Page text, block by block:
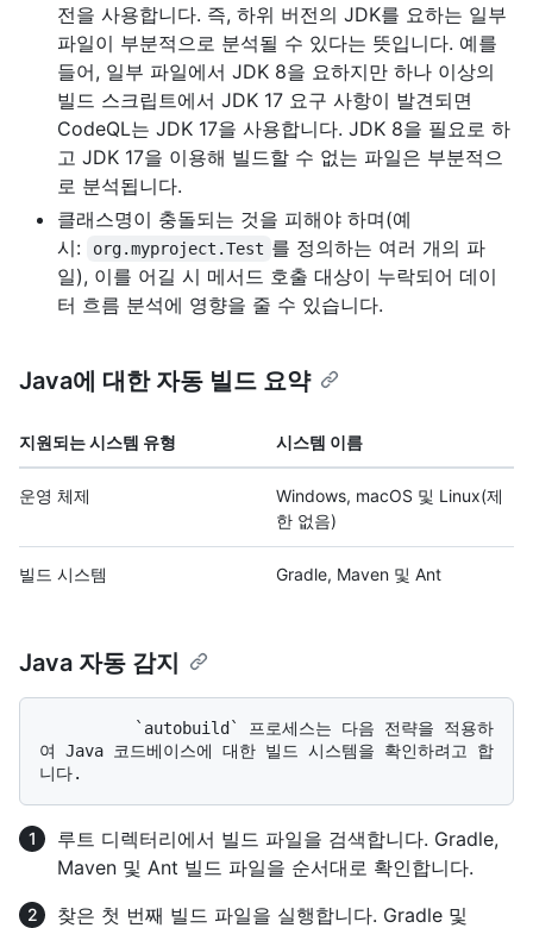
전을 사용합니다. 즉, 하위 버전의 JDK를 요하는 일부
파일이 부분적으로 분석될 수 있다는 뜻입니다. 예를
들어, 일부 파일에서 JDK 8을 요하지만 하나 이상의
빌드 스크립트에서 JDK 17 요구 사항이 발견되면
CodeQL는 JDK 17을 사용합니다. JDK 8을 필요로 하
고 JDK 17을 이용해 빌드할 수 없는 파일은 부분적으
로 분석됩니다.
클래스명이 충돌되는 것을 피해야 하며(예
시:
org.myproject.Test 를 정의하는 여러 개의 파
일), 이를 어길 시 메서드 호출 대상이 누락되어 데이
터 흐름 분석에 영향을 줄 수 있습니다.
Java에 대한 자동 빌드 요약
지원되는 시스템 유형 시스템 이름
운영 체제
Windows, macOS 및 Linux(제
한 없음)
빌드 시스템 Gradle, Maven 및 Ant
Java 자동 감지
여 Java 코드베이스에 대한 빌드 시스템을 확인하려고 합
루트 디렉터리에서 빌드 파일을 검색합니다. Gradle,
Maven 및 Ant 빌드 파일을 순서대로 확인합니다.
찾은 첫 번째 빌드 파일을 실행합니다. Gradle 및